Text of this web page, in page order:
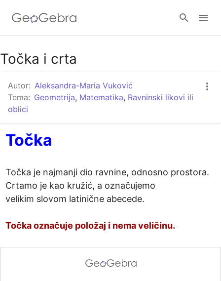
Google Classroom
GeoGebra Razred
Točka i crta
Autor: Aleksandra-Maria Vuković
Tema: Geometrija, Matematika, Ravninski likovi ili
oblici
Točka
Točka je najmanji dio ravnine, odnosno prostora.
Crtamo je kao kružić, a označujemo
velikim slovom latinične abecede.
Točka označuje položaj i nema veličinu.